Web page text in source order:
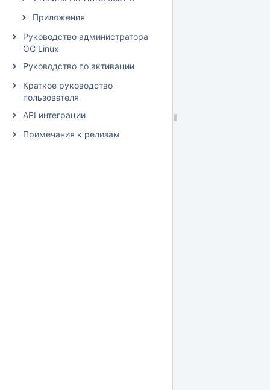
Приложения
Руководство администратора
ОС Linux
Руководство по активации
Краткое руководство
пользователя
API интеграции
Примечания к релизам